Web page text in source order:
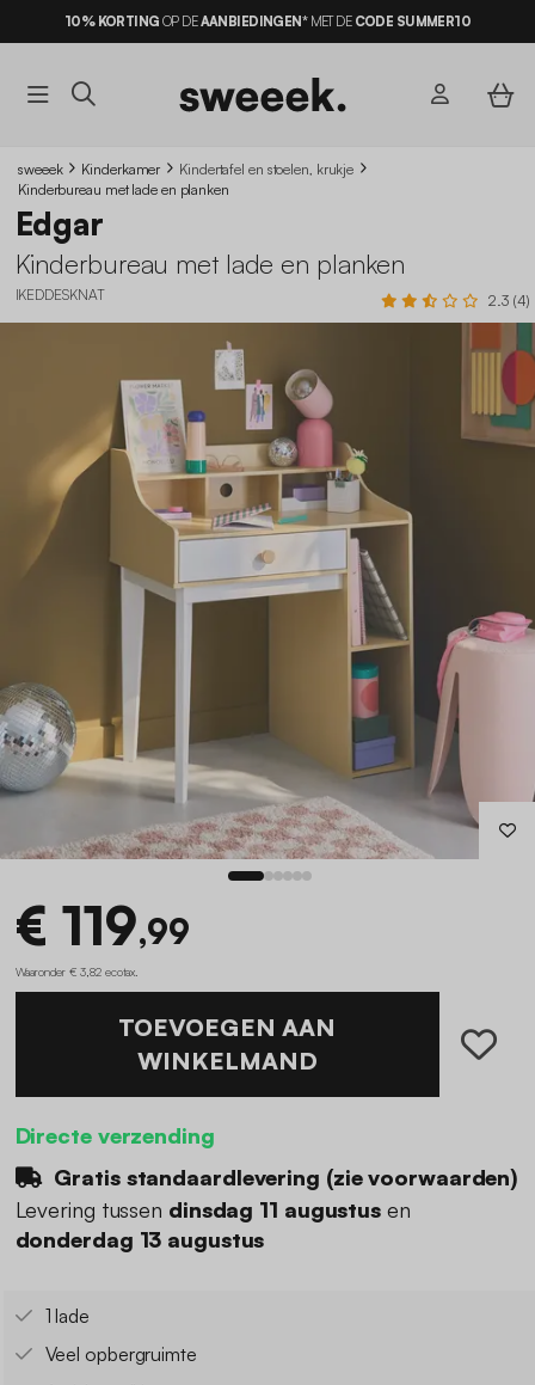
10% KORTING OP DEAANBIEDINGEN* MET DE CODE SUMMER10
sweeek Kinderkamer
Kindertafel en stoelen, krukje
Kinderbureau met lade en planken
Edgar
Kinderbureau met lade en planken
IKEDDESKNAT 2.3 (4)
€ 119,99
Waaronder € 3,82 ecotax
TOEVOEGEN AAN
WINKELMAND
Directe verzending
Gratis standaardlevering (zie voorwaarden)
Levering tussen dinsdag 11 augustus en
donderdag 13 augustus
1 lade
Veel opbergruimte